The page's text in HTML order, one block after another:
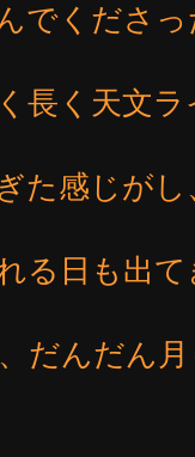
でくださ
長く天文
た感じが
る日も出
だんだん